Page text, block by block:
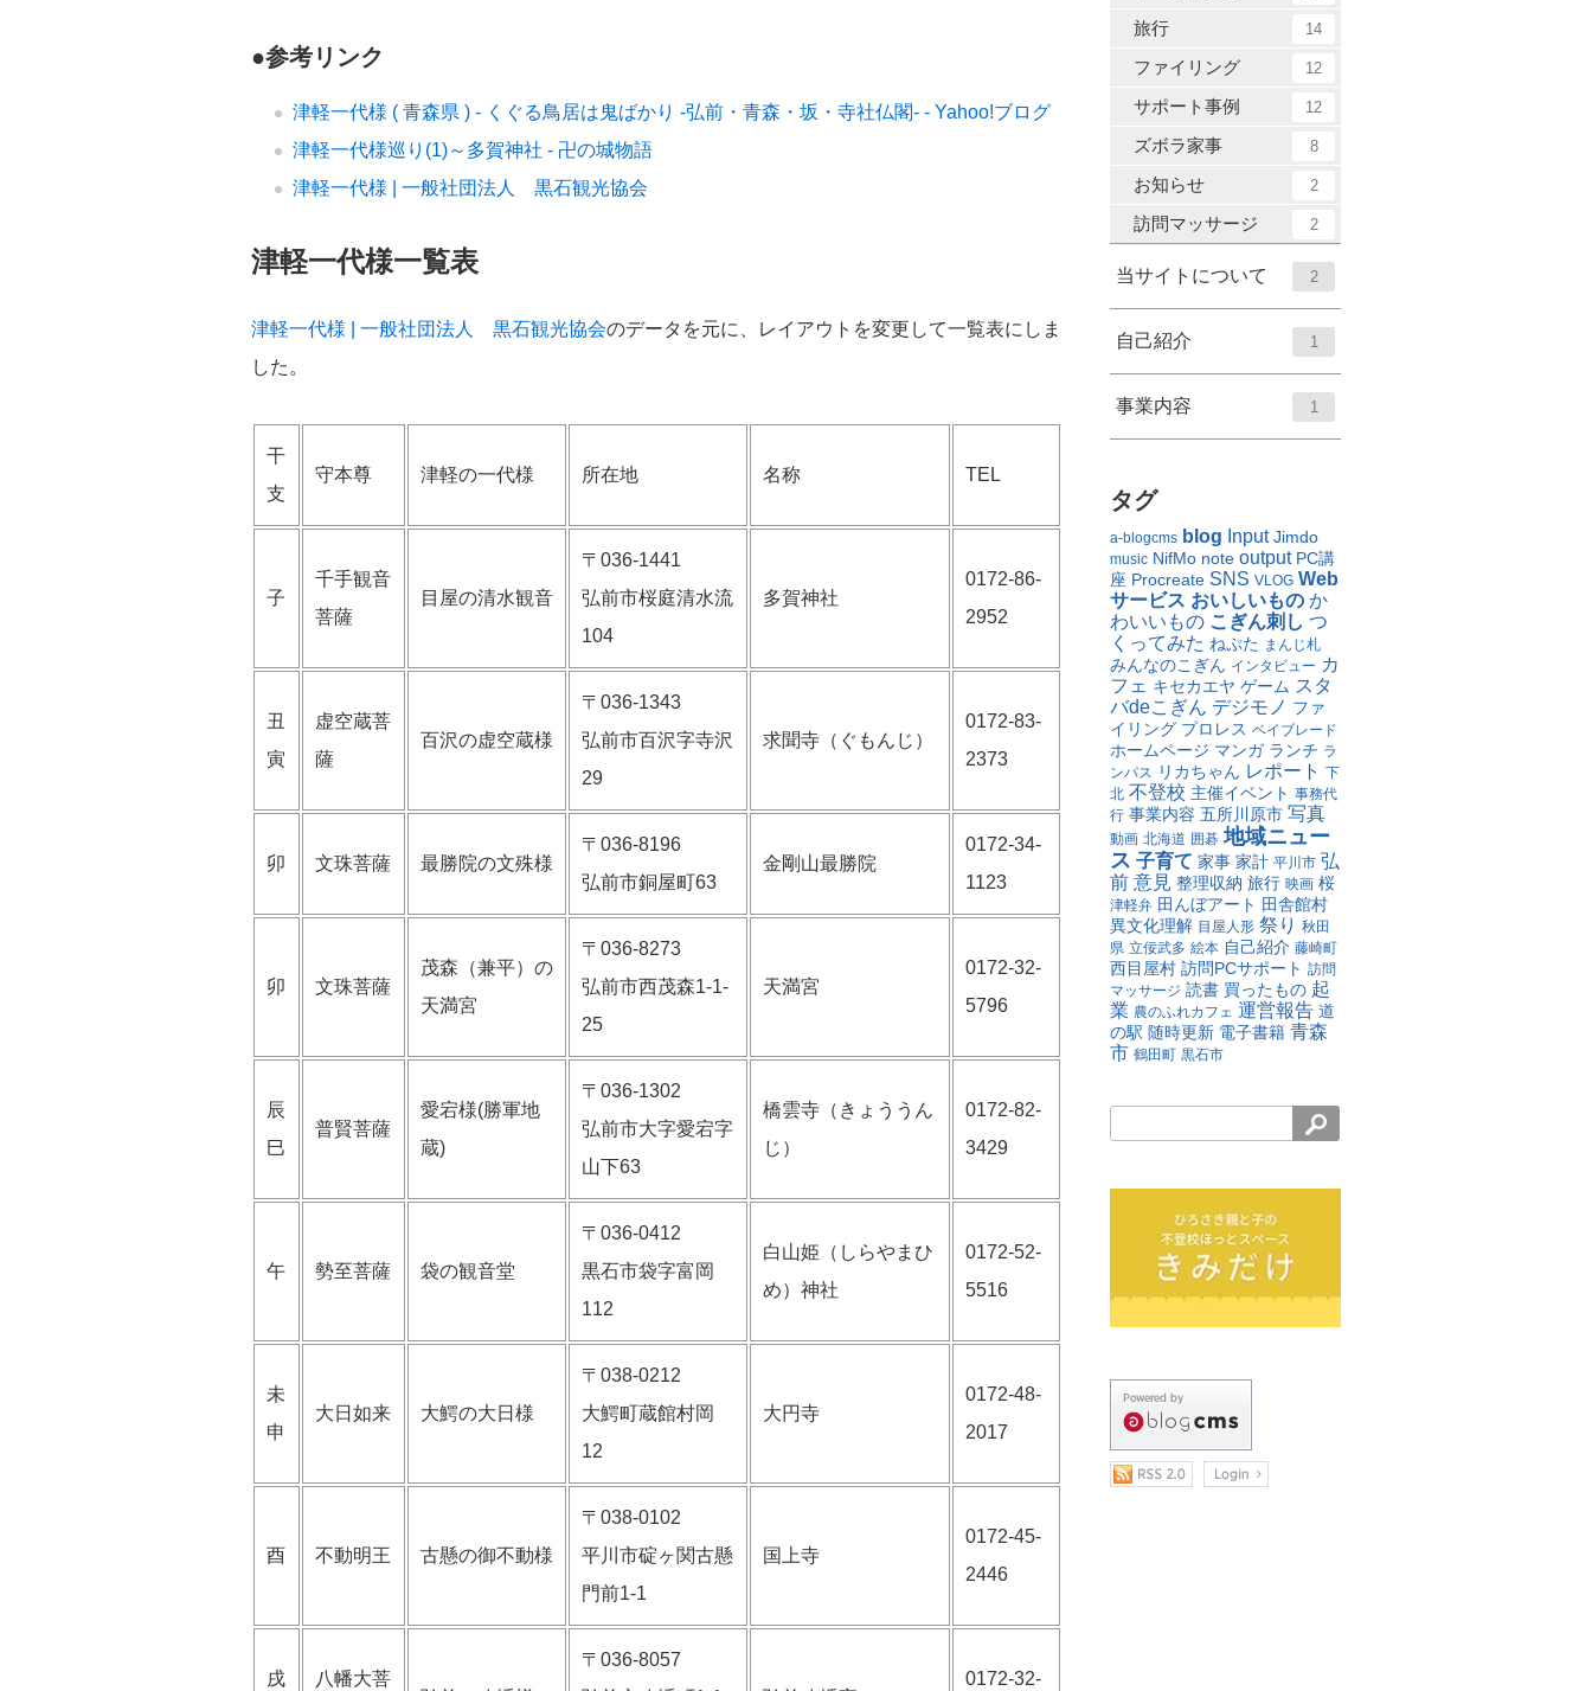
●参考リンク
津軽一代様 ( 青森県 ) - くぐる鳥居は鬼ばかり -弘前・青森・坂・寺社仏閣- - Yahoo!ブログ
津軽一代様巡り(1)～多賀神社 - 卍の城物語
津軽一代様 | 一般社団法人 黒石観光協会
津軽一代様一覧表
津軽一代様 | 一般社団法人 黒石観光協会のデータを元に、レイアウトを変更して一覧表にしま
した。
干
支
守本尊 津軽の一代様 所在地 名称 TEL
子
千手観音
菩薩
目屋の清水観音
〒036-1441
弘前市桜庭清水流
104
多賀神社
0172-86-
2952
丑
寅
虚空蔵菩
薩
百沢の虚空蔵様
〒036-1343
弘前市百沢字寺沢
29
求聞寺（ぐもんじ）
0172-83-
2373
卯 文珠菩薩 最勝院の文殊様
〒036-8196
弘前市銅屋町63
金剛山最勝院
0172-34-
1123
卯 文珠菩薩
茂森（兼平）の
天満宮
〒036-8273
弘前市西茂森1-1-
25
天満宮
0172-32-
5796
辰
巳
普賢菩薩
愛宕様(勝軍地
蔵)
〒036-1302
弘前市大字愛宕字
山下63
橋雲寺（きょううん
じ）
0172-82-
3429
午 勢至菩薩 袋の観音堂
〒036-0412
黒石市袋字富岡
112
白山姫（しらやまひ
め）神社
0172-52-
5516
未
申
大日如来 大鰐の大日様
〒038-0212
大鰐町蔵館村岡
12
大円寺
0172-48-
2017
酉 不動明王 古懸の御不動様
〒038-0102
平川市碇ヶ関古懸
門前1-1
国上寺
0172-45-
2446
戌
八幡大菩
〒036-8057
0172-32-
旅行 14
ファイリング 12
サポート事例 12
ズボラ家事 8
お知らせ 2
訪問マッサージ 2
当サイトについて 2
自己紹介 1
事業内容 1
タグ
a-blogcms blog Input Jimdo
music NifMo note output PC講
座 Procreate SNS VLOG Web
サービス おいしいもの か
わいいもの こぎん刺し つ
くってみた ねぷた まんじ札
みんなのこぎん インタビュー カ
フェ キセカエヤ ゲーム スタ
バdeこぎん デジモノ ファ
イリング プロレス ベイブレード
ホームページ マンガ ランチ ラ
ンパス リカちゃん レポート 下
北 不登校 主催イベント 事務代
行 事業内容 五所川原市 写真
動画 北海道 囲碁 地域ニュー
ス 子育て 家事 家計 平川市 弘
前 意見 整理収納 旅行 映画 桜
津軽弁 田んぼアート 田舎館村
異文化理解 目屋人形 祭り 秋田
県 立佞武多 絵本 自己紹介 藤崎町
西目屋村 訪問PCサポート 訪問
マッサージ 読書 買ったもの 起
業 農のふれカフェ 運営報告 道
の駅 随時更新 電子書籍 青森
市 鶴田町 黒石市